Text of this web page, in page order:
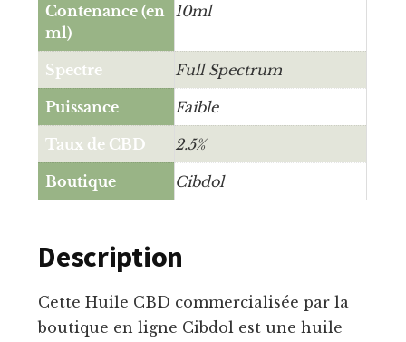
Contenance (en
ml)
10ml
Spectre Full Spectrum
Puissance Faible
Taux de CBD 2.5%
Boutique Cibdol
Description
Cette Huile CBD commercialisée par la
boutique en ligne Cibdol est une huile